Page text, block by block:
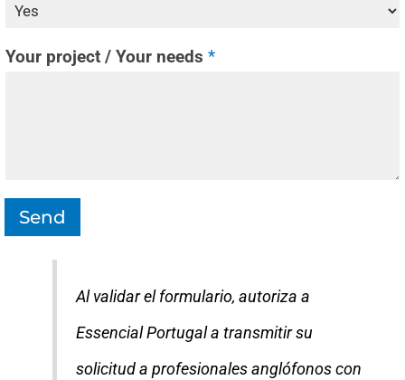
Your project / Your needs *
Send
Al validar el formulario, autoriza a
Essencial Portugal a transmitir su
solicitud a profesionales anglófonos con